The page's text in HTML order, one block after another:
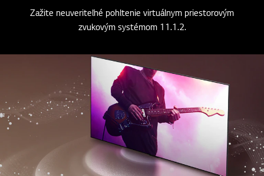
zvuk
Zažite neuveriteľné pohltenie virtuálnym priestorovým